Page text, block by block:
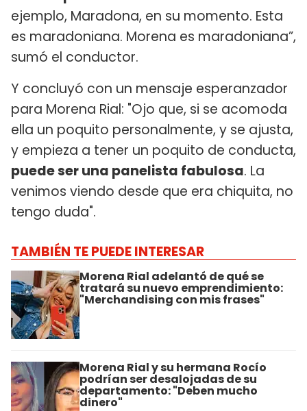
ejemplo, Maradona, en su momento. Esta
es maradoniana. Morena es maradoniana”,
sumó el conductor.
Y concluyó con un mensaje esperanzador
para Morena Rial: "Ojo que, si se acomoda
ella un poquito personalmente, y se ajusta,
y empieza a tener un poquito de conducta,
puede ser una panelista fabulosa. La
venimos viendo desde que era chiquita, no
tengo duda".
TAMBIÉN TE PUEDE INTERESAR
Morena Rial adelantó de qué se
tratará su nuevo emprendimiento:
"Merchandising con mis frases"
Morena Rial y su hermana Rocío
podrían ser desalojadas de su
departamento: "Deben mucho
dinero"